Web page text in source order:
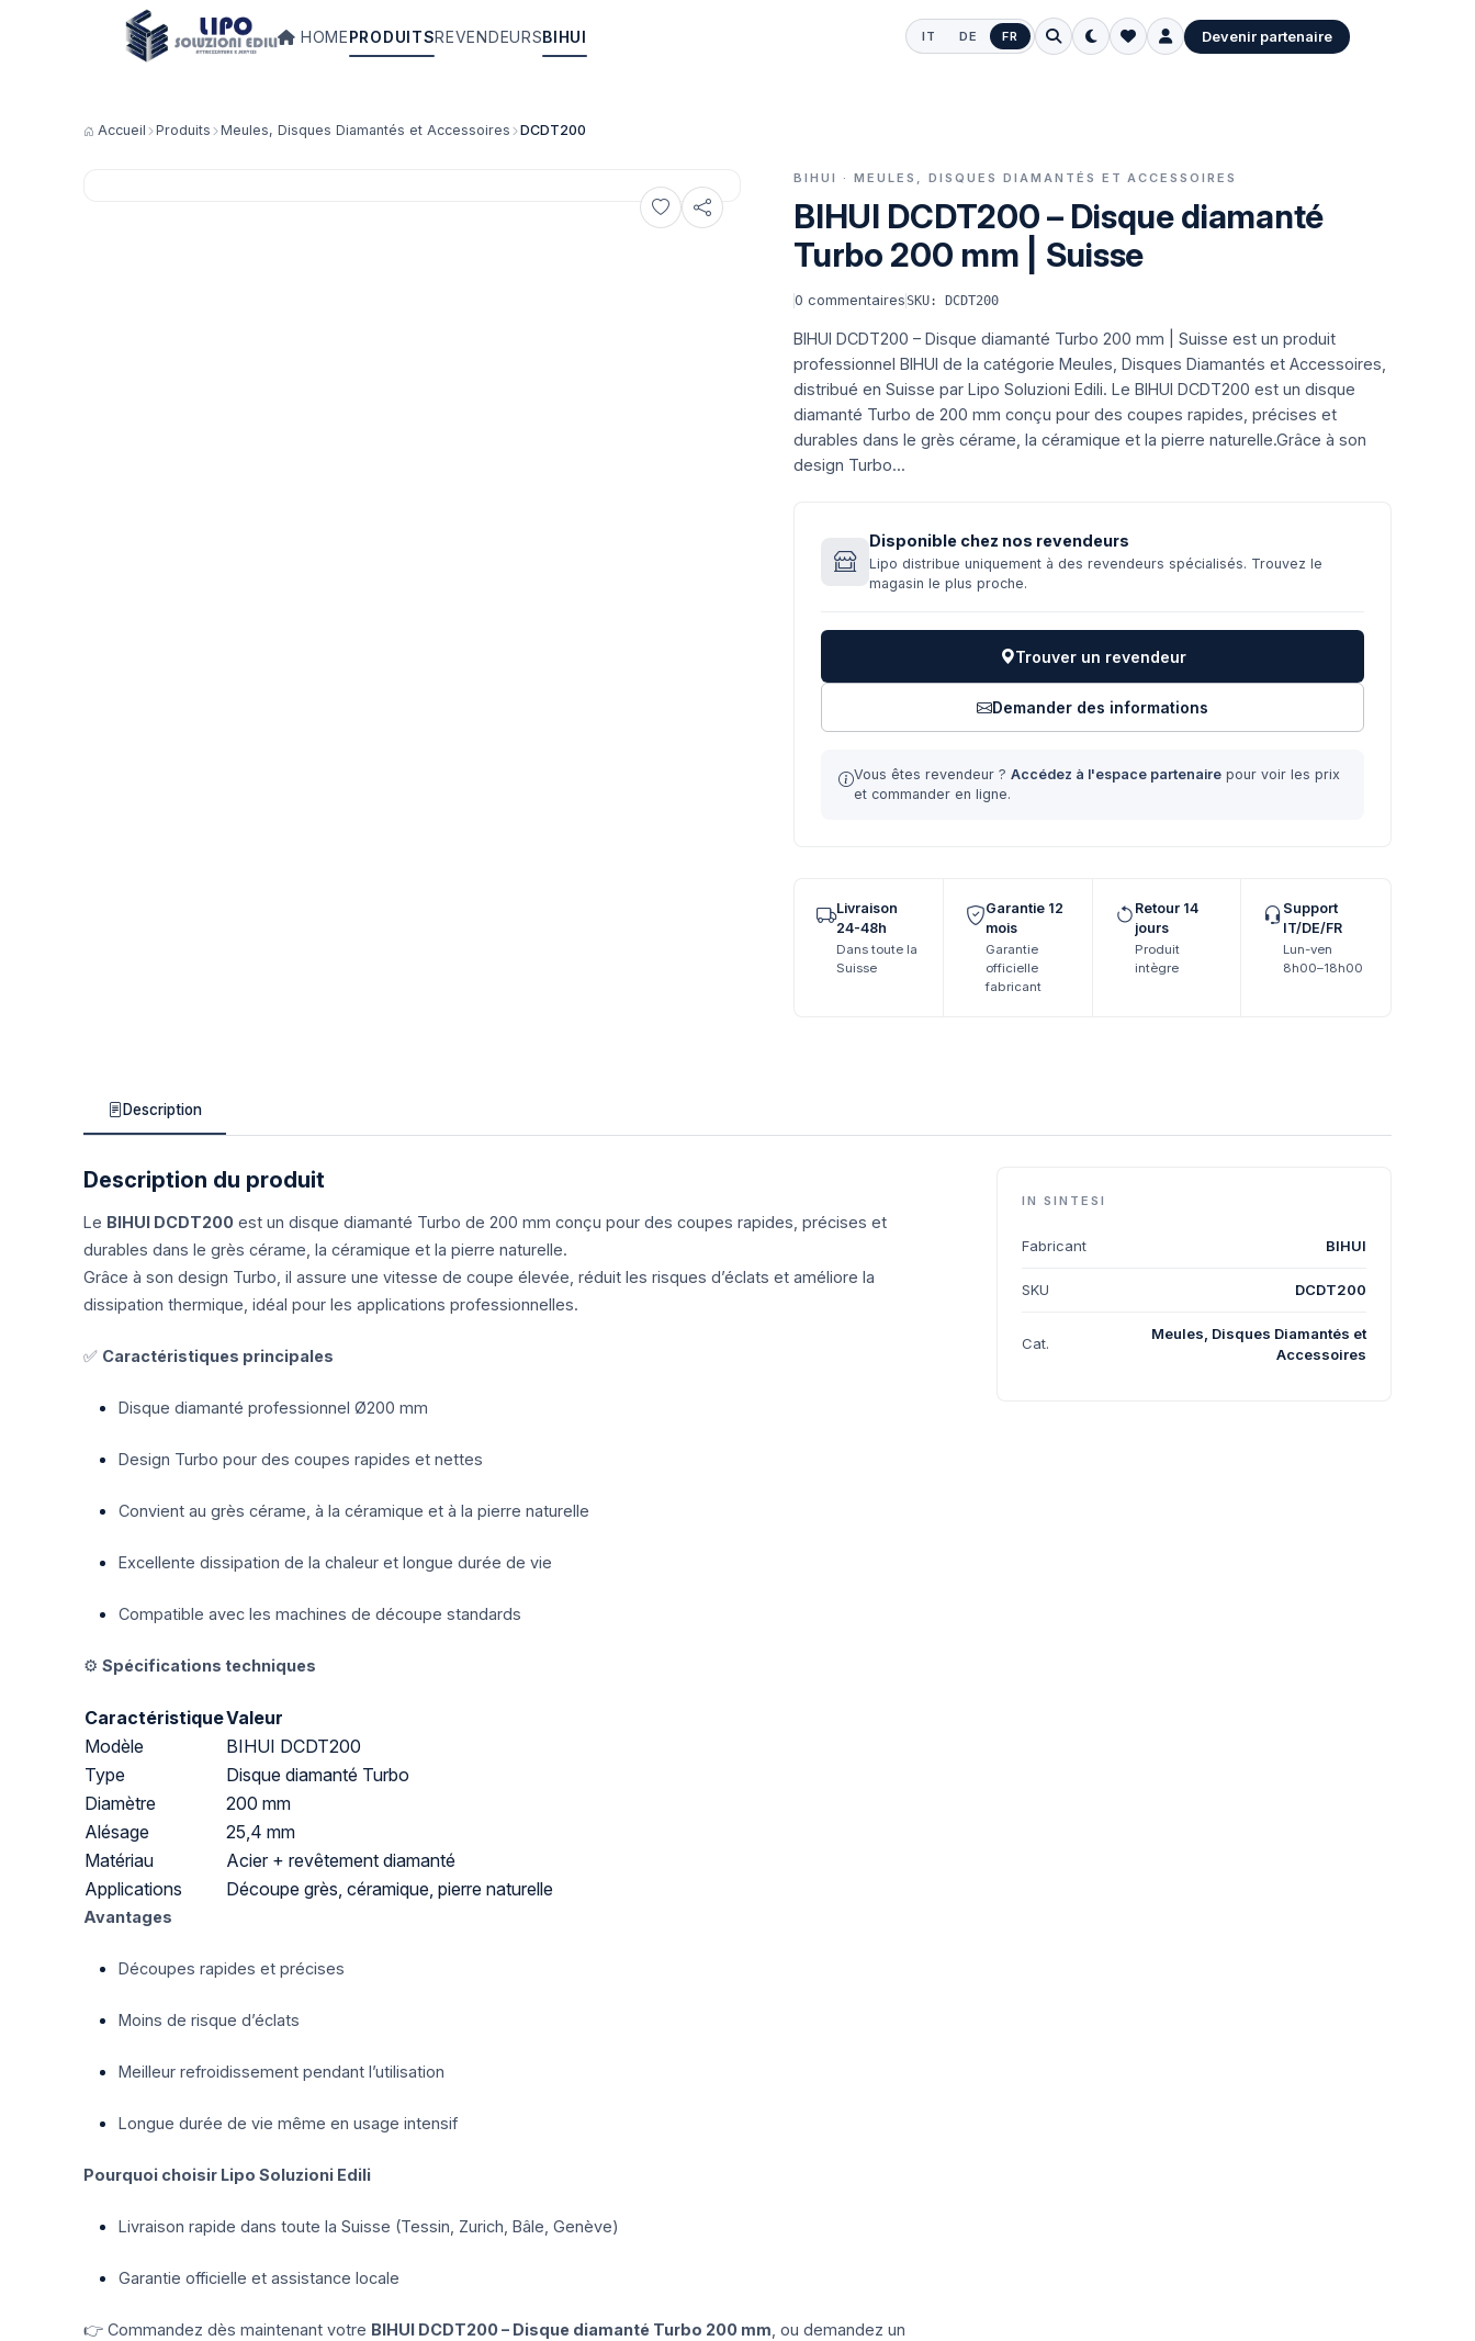
HOMEPRODUITSREVENDEURSBIHUI IT DE FR Devenir partenaire
Accueil Produits Meules, Disques Diamantés et Accessoires DCDT200
BIHUI · MEULES, DISQUES DIAMANTÉS ET ACCESSOIRES
BIHUI DCDT200 – Disque diamanté
Turbo 200 mm | Suisse
0 commentairesSKU: DCDT200
BIHUI DCDT200 – Disque diamanté Turbo 200 mm | Suisse est un produit
professionnel BIHUI de la catégorie Meules, Disques Diamantés et Accessoires,
distribué en Suisse par Lipo Soluzioni Edili. Le BIHUI DCDT200 est un disque
diamanté Turbo de 200 mm conçu pour des coupes rapides, précises et
durables dans le grès cérame, la céramique et la pierre naturelle.Grâce à son
design Turbo...
Disponible chez nos revendeurs
Lipo distribue uniquement à des revendeurs spécialisés. Trouvez le
magasin le plus proche.
Trouver un revendeur
Demander des informations
Vous êtes revendeur ?Accédez à l'espace partenaire pour voir les prix
et commander en ligne.
Livraison
24-48h
Dans toute la
Suisse
Garantie 12
mois
Garantie
officielle
fabricant
Retour 14
jours
Produit
intègre
Support
IT/DE/FR
Lun-ven
8h00–18h00
Description
Description du produit
Le BIHUI DCDT200 est un disque diamanté Turbo de 200 mm conçu pour des coupes rapides, précises et
durables dans le grès cérame, la céramique et la pierre naturelle.
Grâce à son design Turbo, il assure une vitesse de coupe élevée, réduit les risques d’éclats et améliore la
dissipation thermique, idéal pour les applications professionnelles.
✅ Caractéristiques principales
Disque diamanté professionnel Ø200 mm
Design Turbo pour des coupes rapides et nettes
Convient au grès cérame, à la céramique et à la pierre naturelle
Excellente dissipation de la chaleur et longue durée de vie
Compatible avec les machines de découpe standards
⚙️ Spécifications techniques
CaractéristiqueValeur
Modèle
BIHUI DCDT200
Type
Disque diamanté Turbo
Diamètre
200 mm
Alésage
25,4 mm
Matériau
Acier + revêtement diamanté
Applications
Découpe grès, céramique, pierre naturelle
Avantages
Découpes rapides et précises
Moins de risque d’éclats
Meilleur refroidissement pendant l’utilisation
Longue durée de vie même en usage intensif
Pourquoi choisir Lipo Soluzioni Edili
Livraison rapide dans toute la Suisse (Tessin, Zurich, Bâle, Genève)
Garantie officielle et assistance locale
👉 Commandez dès maintenant votre BIHUI DCDT200 – Disque diamanté Turbo 200 mm , ou demandez un
IN SINTESI
Fabricant BIHUI
SKU DCDT200
Cat.
Meules, Disques Diamantés et
Accessoires